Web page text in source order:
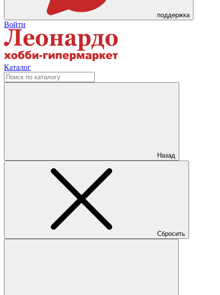
поддержка
Войти
Каталог
Назад
Сбросить